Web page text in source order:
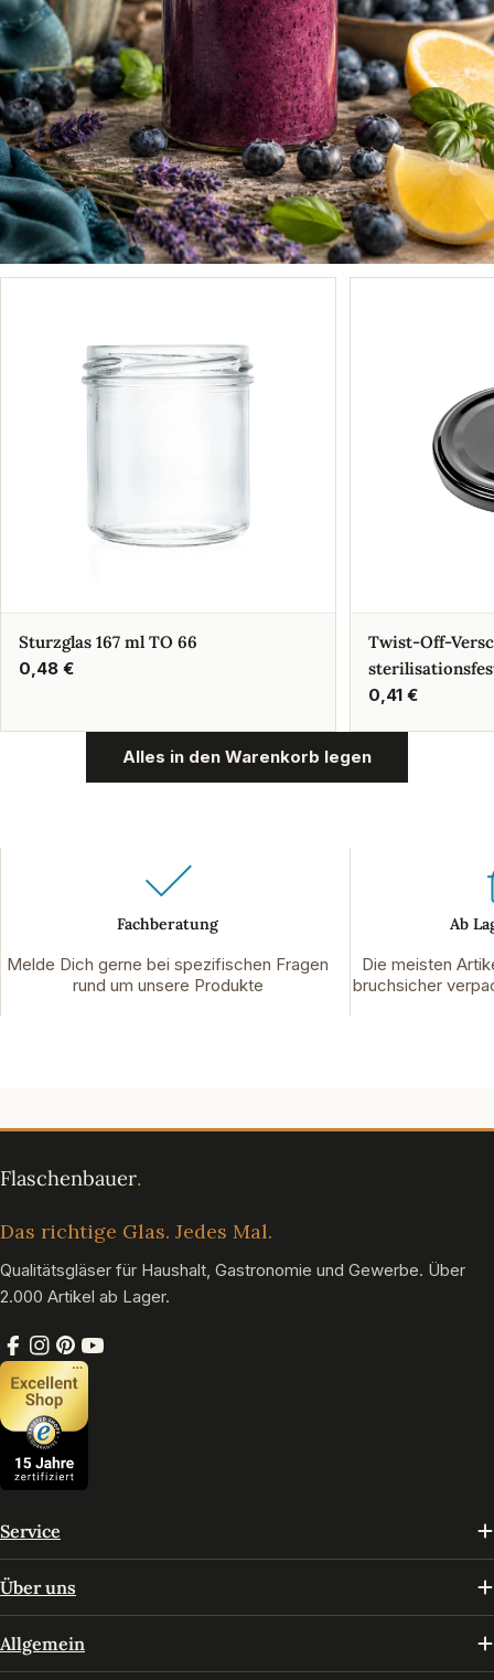
Sturzglas 167 ml TO 66
Regulärer
0,48 €
Twist-Off-
Regulärer
0,41 €
Alles in den Warenkorb legen
Fachberatung
Melde Dich gerne bei spezifischen Fragen
rund um unsere Produkte
Ab
Die meisten
bruchsicher
Das richtige Glas. Jedes Mal.
Qualitätsgläser für Haushalt, Gastronomie und Gewerbe. Über
2.000 Artikel ab Lager.
Facebook
Instagram
Pinterest
YouTube
Service
Über uns
Allgemein